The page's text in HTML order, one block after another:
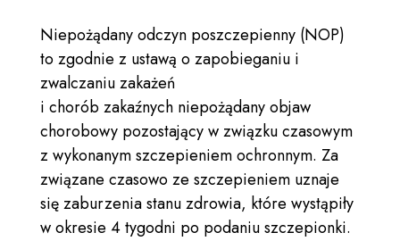
Niepożądany odczyn poszczepienny (NOP)
to zgodnie z ustawą o zapobieganiu i
zwalczaniu zakażeń
i chorób zakaźnych niepożądany objaw
chorobowy pozostający w związku czasowym
z wykonanym szczepieniem ochronnym. Za
związane czasowo ze szczepieniem uznaje
się zaburzenia stanu zdrowia, które wystąpiły
w okresie 4 tygodni po podaniu szczepionki.